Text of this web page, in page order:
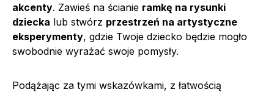
akcenty. Zawieś na ścianie ramkę na rysunki
dziecka lub stwórz przestrzeń na artystyczne
eksperymenty, gdzie Twoje dziecko będzie mogło
swobodnie wyrażać swoje pomysły.
Podążając za tymi wskazówkami, z łatwością